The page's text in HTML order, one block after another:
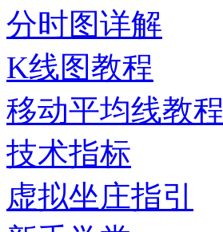
分时图详解
K线图教程
移动平均线教程
技术指标
虚拟坐庄指引